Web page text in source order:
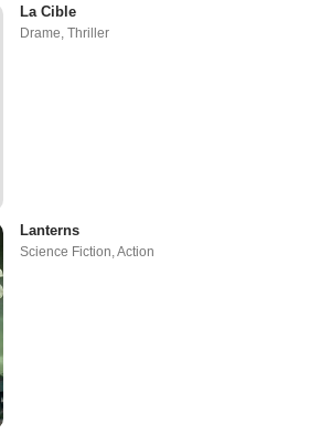
La Cible
Drame ,Thriller
Lanterns
Science Fiction,Action